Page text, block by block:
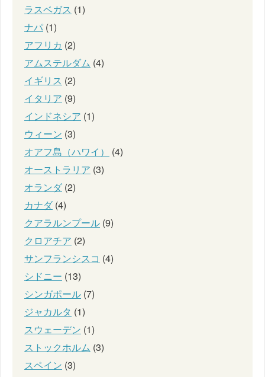
ラスベガス (1)
ナパ (1)
アフリカ (2)
アムステルダム (4)
イギリス (2)
イタリア (9)
インドネシア (1)
ウィーン (3)
オアフ島（ハワイ）
(4)
オーストラリア (3)
オランダ(2)
カナダ(4)
クアラルンプール (9)
クロアチア (2)
サンフランシスコ (4)
シドニー (13)
シンガポール (7)
ジャカルタ (1)
スウェーデン (1)
ストックホルム (3)
スペイン (3)